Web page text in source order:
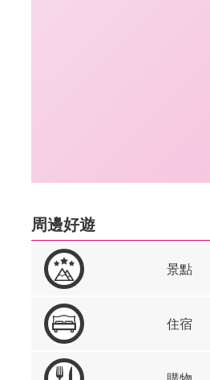
周邊好遊
景點
住宿